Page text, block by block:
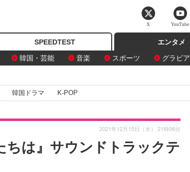
SPEEDTEST
エンタメ
韓国・芸能 音楽 スポーツ グラビア
韓国ドラマ K-POP
ちは』サウンドトラックテ
2021年12月15日（水） 21時06分
X YouTube